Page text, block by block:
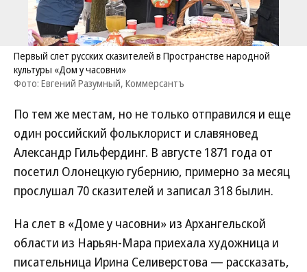
Первый слет русских сказителей в Пространстве народной
культуры «Дом у часовни»
Фото: Евгений Разумный, Коммерсантъ
По тем же местам, но не только отправился и еще
один российский фольклорист и славяновед
Александр Гильфердинг. В августе 1871 года от
посетил Олонецкую губернию, примерно за месяц
прослушал 70 сказителей и записал 318 былин.
На слет в «Доме у часовни» из Архангельской
области из Нарьян-Мара приехала художница и
писательница Ирина Селиверстова — рассказать,